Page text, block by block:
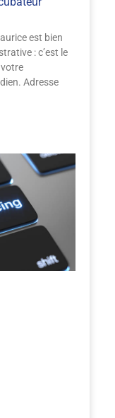
est bien
: c’est le
Adresse